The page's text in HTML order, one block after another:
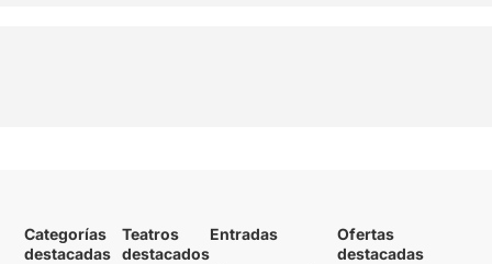
Categorías
destacadas
Teatros
destacados
Entradas
Ofertas
destacadas